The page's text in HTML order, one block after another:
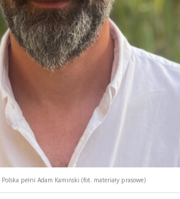
pełni Adam Kamiński (fot. materiały prasowe)